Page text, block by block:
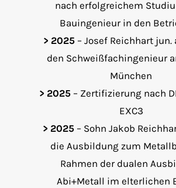
nach erfolgreichem
Bauingenieur in den
> 2025– Josef Reichhart jun.
den Schweißfachingenieur
München
> 2025– Zertifizierung nach
EXC3
> 2025– Sohn Jakob
die Ausbildung zum
Rahmen der dualen
Abi+Metall im elterlichen